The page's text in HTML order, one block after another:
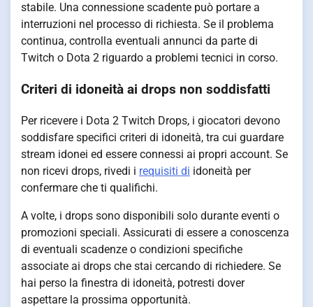
stabile. Una connessione scadente può portare a
interruzioni nel processo di richiesta. Se il problema
continua, controlla eventuali annunci da parte di
Twitch o Dota 2 riguardo a problemi tecnici in corso.
Criteri di idoneità ai drops non soddisfatti
Per ricevere i Dota 2 Twitch Drops, i giocatori devono
soddisfare specifici criteri di idoneità, tra cui guardare
stream idonei ed essere connessi ai propri account. Se
non ricevi drops, rivedi i requisiti di idoneità per
confermare che ti qualifichi.
A volte, i drops sono disponibili solo durante eventi o
promozioni speciali. Assicurati di essere a conoscenza
di eventuali scadenze o condizioni specifiche
associate ai drops che stai cercando di richiedere. Se
hai perso la finestra di idoneità, potresti dover
aspettare la prossima opportunità.